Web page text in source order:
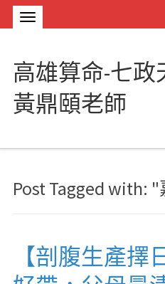
高雄算命-七政
黃鼎頤老師
Post Tagged with:
【剖腹生產擇